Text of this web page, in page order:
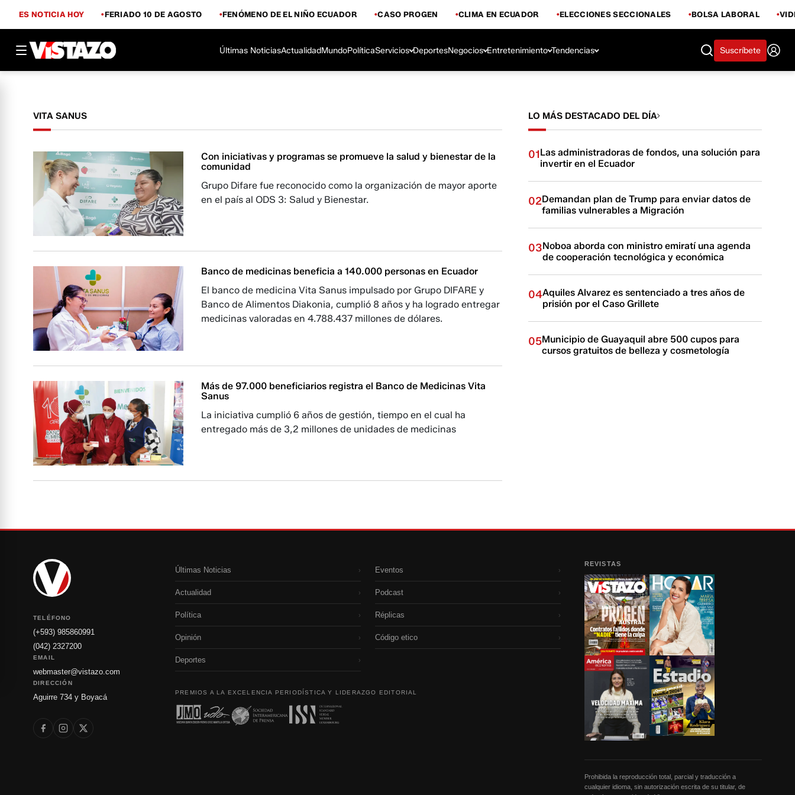
ES NOTICIA HOY FERIADO 10 DE AGOSTO FENÓMENO DE EL NIÑO ECUADOR CASO PROGEN CLIMA EN ECUADOR ELECCIONES SECCIONALES BOLSA LABORAL
Últimas NoticiasActualidadMundoPolíticaServicios DeportesNegocios Entretenimiento Tendencias Suscríbete
VITA SANUS
Con iniciativas y programas se promueve la salud y bienestar de la
comunidad
Grupo Difare fue reconocido como la organización de mayor aporte
en el país al ODS 3: Salud y Bienestar.
Banco de medicinas beneficia a 140.000 personas en Ecuador
El banco de medicina Vita Sanus impulsado por Grupo DIFARE y
Banco de Alimentos Diakonia, cumplió 8 años y ha logrado entregar
medicinas valoradas en 4.788.437 millones de dólares.
Más de 97.000 beneficiarios registra el Banco de Medicinas Vita
Sanus
La iniciativa cumplió 6 años de gestión, tiempo en el cual ha
entregado más de 3,2 millones de unidades de medicinas
LO MÁS DESTACADO DEL DÍA
01Las administradoras de fondos, una solución para
invertir en el Ecuador
02Demandan plan de Trump para enviar datos de
familias vulnerables a Migración
03Noboa aborda con ministro emiratí una agenda
de cooperación tecnológica y económica
04Aquiles Alvarez es sentenciado a tres años de
prisión por el Caso Grillete
05Municipio de Guayaquil abre 500 cupos para
cursos gratuitos de belleza y cosmetología
TELÉFONO
(+593) 985860991
(042) 2327200
EMAIL
webmaster@vistazo.com
DIRECCIÓN
Aguirre 734 y Boyacá
Últimas Noticias ›
Actualidad ›
Política ›
Opinión ›
Deportes ›
Eventos ›
Podcast ›
Réplicas ›
Código etico ›
PREMIOS A LA EXCELENCIA PERIODÍSTICA Y LIDERAZGO EDITORIAL
REVISTAS
Prohibida la reproducción total, parcial y traducción a
cualquier idioma, sin autorización escrita de su titular, de